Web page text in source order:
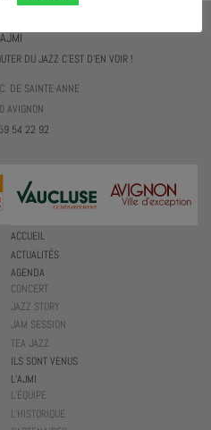
AJMI
DU JAZZ C'EST D'EN VOIR !
DE SAINTE-ANNE
AVIGNON
54 22 92
ACCUEIL
ACTUALITÉS
AGENDA
CONCERT
JAZZ STORY
JAM SESSION
TEA JAZZ
ILS SONT VENUS
L’AJMI
L’ÉQUIPE
L’HISTORIQUE